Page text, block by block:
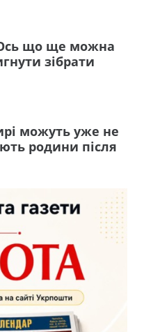
що ще можна
зібрати
можуть уже не
родини після